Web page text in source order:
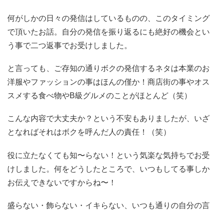
何がしかの日々の発信はしているものの、このタイミング
で頂いたお話。自分の発信を振り返るにも絶好の機会とい
う事で二つ返事でお受けしました。
と言っても、ご存知の通りボクの発信するネタは本業のお
洋服やファッションの事はほんの僅か！商店街の事やオス
スメする食べ物やB級グルメのことがほとんど（笑）
こんな内容で大丈夫か？という不安もありましたが、いざ
となればそれはボクを呼んだ人の責任！（笑）
役に立たなくても知〜らない！という気楽な気持ちでお受
けしました。何をどうしたところで、いつもしてる事しか
お伝えできないですからね〜！
盛らない・飾らない・イキらない、いつも通りの自分の言